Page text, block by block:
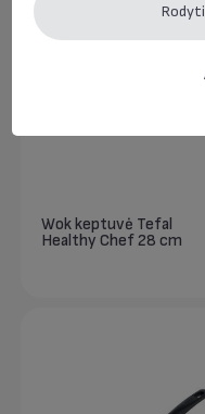
Wok keptuvė Tefal
Healthy Chef 28 cm